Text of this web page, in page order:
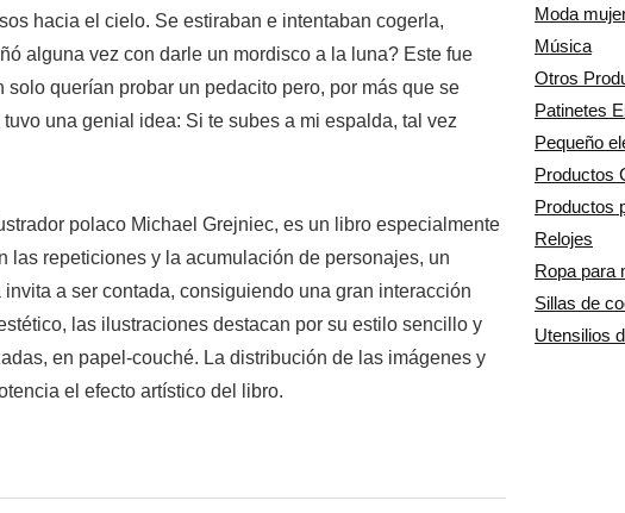
hacia el cielo. Se estiraban e intentaban cogerla,
alguna vez con darle un mordisco a la luna? Este fue
querían probar un pedacito pero, por más que se
una genial idea: Si te subes a mi espalda, tal vez
polaco Michael Grejniec, es un libro especialmente
las repeticiones y la acumulación de personajes, un
a ser contada, consiguiendo una gran interacción
las ilustraciones destacan por su estilo sencillo y
en papel-couché. La distribución de las imágenes y
el efecto artístico del libro.
Moda
Música
Otros
Patinetes
Pequeño
Productos
Productos
Relojes
Ropa para
Sillas de
Utensilios